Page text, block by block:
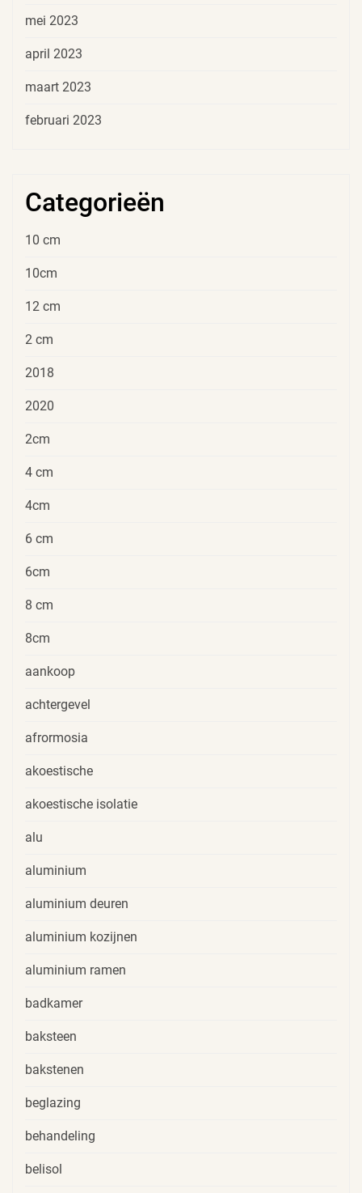
mei 2023
april 2023
maart 2023
februari 2023
Categorieën
10 cm
10cm
12 cm
2 cm
2018
2020
2cm
4 cm
4cm
6 cm
6cm
8 cm
8cm
aankoop
achtergevel
afrormosia
akoestische
akoestische isolatie
alu
aluminium
aluminium deuren
aluminium kozijnen
aluminium ramen
badkamer
baksteen
bakstenen
beglazing
behandeling
belisol